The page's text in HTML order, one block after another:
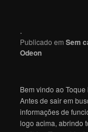
.
Publicado em Sem
Odeon
Bem vindo ao Toque
Antes de sair em
informações de
logo acima, abrindo